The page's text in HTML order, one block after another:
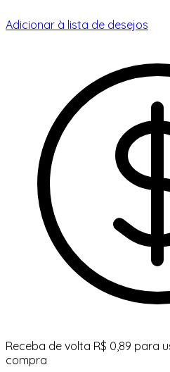
Adicionar à lista de desejos
Receba de volta R$ 0,89 para
compra